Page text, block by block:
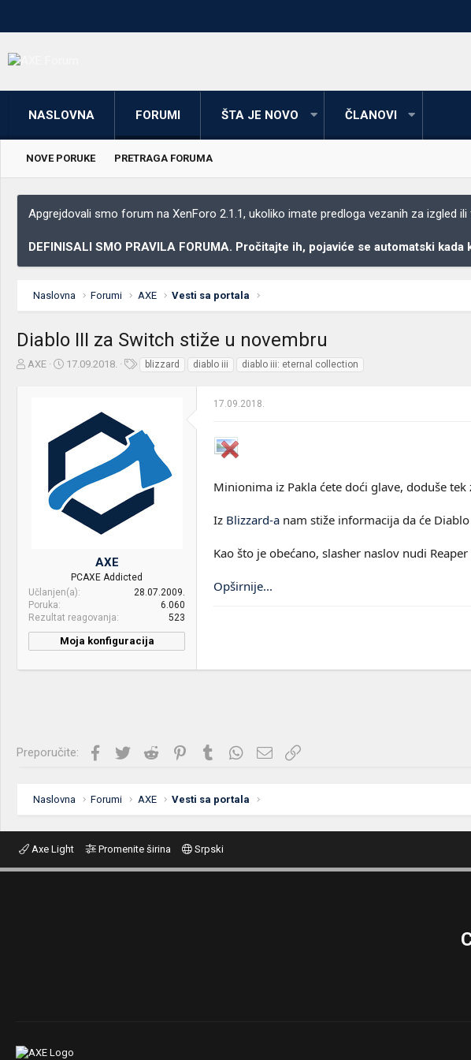
NASLOVNA FORUMI ŠTA JE NOVO ČLANOVI
NOVE PORUKE PRETRAGA FORUMA
Apgrejdovali smo forum na XenForo 2.1.1, ukoliko imate predloga vezanih za izgled
DEFINISALI SMO PRAVILA FORUMA. Pročitajte ih, pojaviće se automatski
Naslovna Forumi AXE Vesti sa portala
Diablo III za Switch stiže u novembru
Z
AXE
D
p
o
e
t
a
17.09.2018.
e
blizzard diablo iii diablo iii: eternal collection
AXE
PCAXE Addicted
Učlanjen(a)
28.07.2009.
Poruka
6.060
Rezultat reagovanja
523
Moja konfiguracija
17.09.2018.
Minionima iz Pakla ćete doći glave, doduše
Iz Blizzard-a nam stiže informacija da će
Kao što je obećano, slasher naslov nudi
Opširnije...
Preporučite: Facebook
Twitter Reddit PinterestTumblrWhatsApp
Imejl Link
Naslovna Forumi AXE Vesti sa portala
Axe Light Promenite širina Srpski